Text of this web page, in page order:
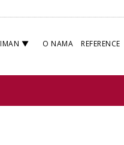
O NAMA REFERENCE